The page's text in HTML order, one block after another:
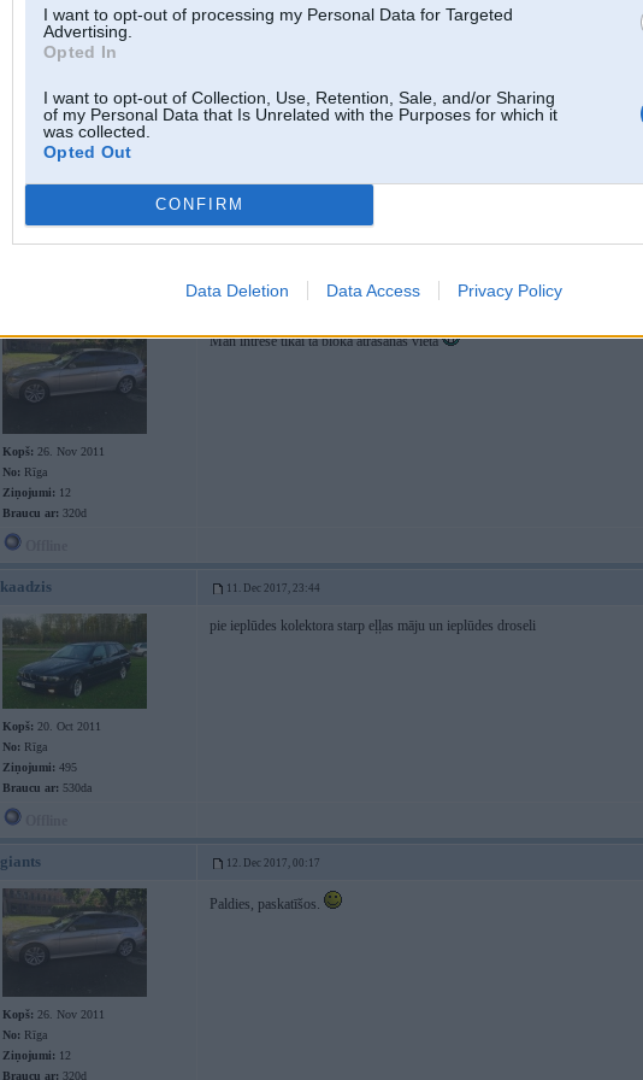
I want to opt-out of processing my Personal Data for Targeted
Advertising.
Opted In
I want to opt-out of Collection, Use, Retention, Sale, and/or Sharing
of my Personal Data that Is Unrelated with the Purposes for which it
was collected.
Opted Out
CONFIRM
Data Deletion Data Access Privacy Policy
Offline
Mikels
Kopš:28. Jan 2011
Braucu ar:cieņu
Tulīt atnāks kaspich un ar putām uz lūpām bļaus,ka tas nav ne bloks,ne
11. Dec 2017, 23:13
Kopš: 26. Nov 2011
No: Rīga
Ziņojumi: 12
Braucu ar: 320d
Man intresē tikai tā bloka atrašanās vieta
kaadzis 11. Dec 2017, 23:44
Kopš: 20. Oct 2011
No: Rīga
Ziņojumi: 495
Braucu ar: 530da
pie ieplūdes kolektora starp eļļas māju un ieplūdes droseli
giants 12. Dec 2017, 00:17
Kopš: 26. Nov 2011
No: Rīga
Ziņojumi: 12
Braucu ar: 320d
Paldies, paskatīšos.